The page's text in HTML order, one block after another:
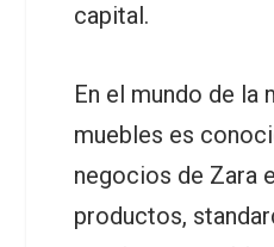
capital.
En el mundo de la
muebles es
negocios de Zara
productos,